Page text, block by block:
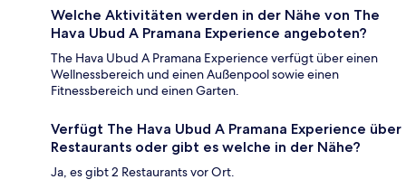
Welche Aktivitäten werden in der Nähe von The
Hava Ubud A Pramana Experience angeboten?
The Hava Ubud A Pramana Experience verfügt über einen
Wellnessbereich und einen Außenpool sowie einen
Fitnessbereich und einen Garten.
Verfügt The Hava Ubud A Pramana Experience über
Restaurants oder gibt es welche in der Nähe?
Ja, es gibt 2 Restaurants vor Ort.